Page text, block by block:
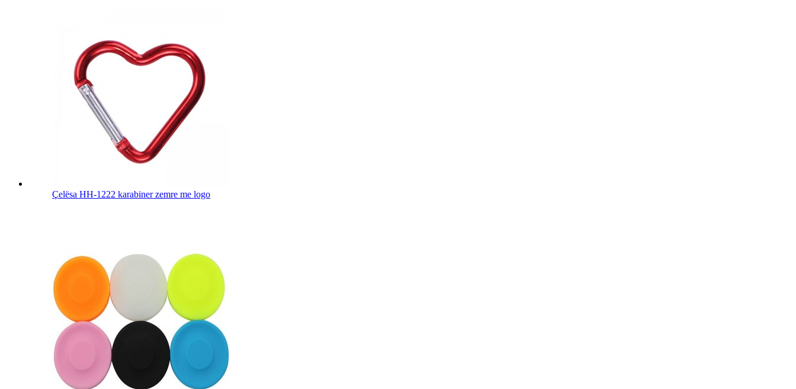
Çelësa HH-1222 karabiner zemre me logo